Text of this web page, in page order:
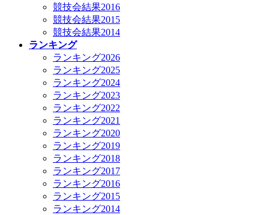
競技会結果2016
競技会結果2015
競技会結果2014
ランキング
ランキング2026
ランキング2025
ランキング2024
ランキング2023
ランキング2022
ランキング2021
ランキング2020
ランキング2019
ランキング2018
ランキング2017
ランキング2016
ランキング2015
ランキング2014